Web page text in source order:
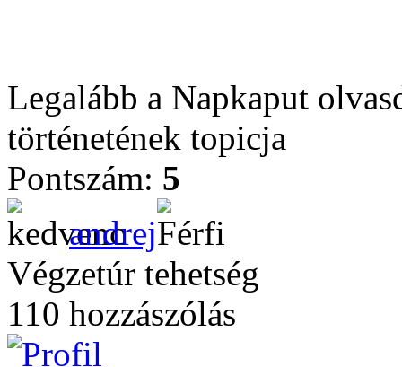
Legalább a Napkaput
történetének topicja
Pontszám: 5
andrej
Végzetúr tehetség
110 hozzászólás